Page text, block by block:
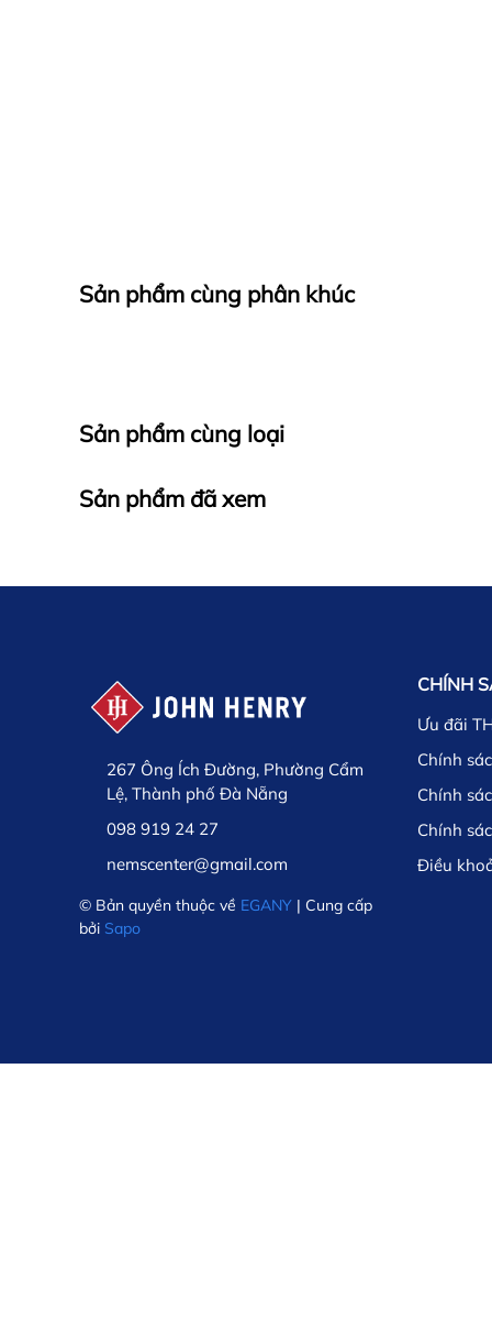
Sản phẩm cùng phân khúc
Sản phẩm cùng loại
Sản phẩm đã xem
267 Ông Ích Đường, Phường Cẩm
Lệ, Thành phố Đà Nẵng
098 919 24 27
nemscenter@gmail.com
© Bản quyền thuộc về EGANY | Cung cấp
bởi Sapo
CHÍNH
Ưu đãi
Chính
Chính
Chính
Điều